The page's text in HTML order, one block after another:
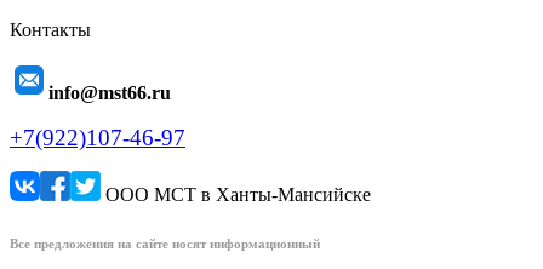
Контакты
info@mst66.ru
+7(922)107-46-97
ООО МСТ в Ханты-Мансийске
Все предложения на сайте носят информационный